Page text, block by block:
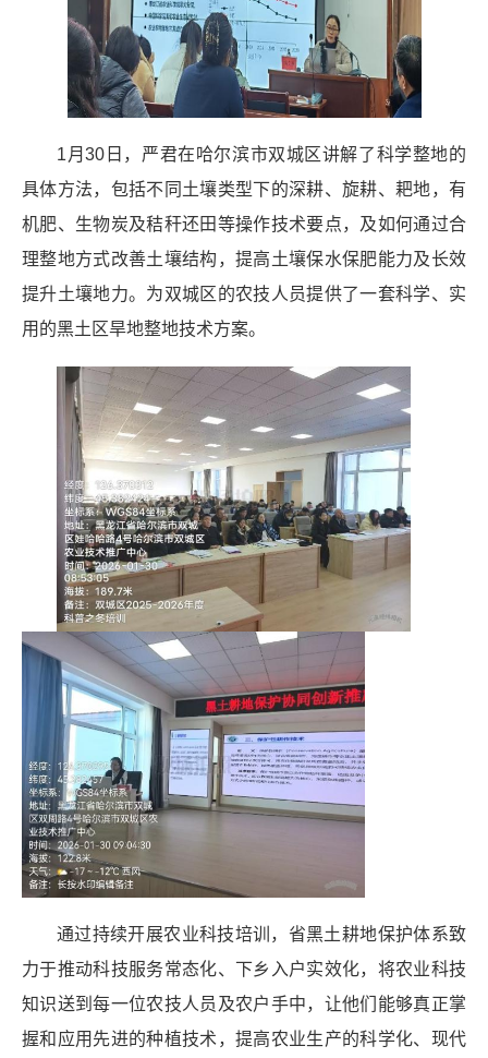
1月30日，严君在哈尔滨市双城区讲解了科学整地的
具体方法，包括不同土壤类型下的深耕、旋耕、耙地，有
机肥、生物炭及秸秆还田等操作技术要点，及如何通过合
理整地方式改善土壤结构，提高土壤保水保肥能力及长效
提升土壤地力。为双城区的农技人员提供了一套科学、实
用的黑土区旱地整地技术方案。
通过持续开展农业科技培训，省黑土耕地保护体系致
力于推动科技服务常态化、下乡入户实效化，将农业科技
知识送到每一位农技人员及农户手中，让他们能够真正掌
握和应用先进的种植技术，提高农业生产的科学化、现代